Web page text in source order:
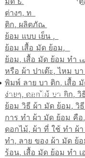
เส้นทางมาโรงเรียน